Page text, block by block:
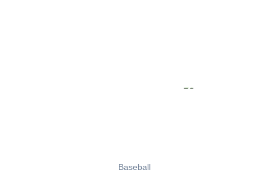
Baseball